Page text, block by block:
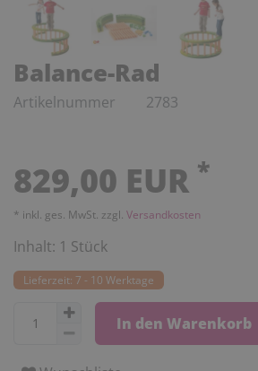
Balance-Rad
Artikelnummer 2783
829,00 EUR *
* inkl. ges. MwSt. zzgl. Versandkosten
Inhalt: 1 Stück
Lieferzeit: 7 - 10 Werktage
In den Warenkorb